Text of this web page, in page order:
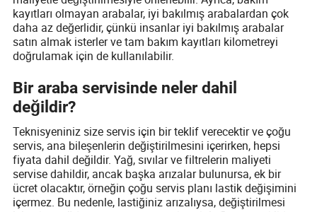
kayıtları olmayan arabalar, iyi bakılmış arabalardan çok
daha az değerlidir, çünkü insanlar iyi bakılmış arabalar
satın almak isterler ve tam bakım kayıtları kilometreyi
doğrulamak için de kullanılabilir.
Bir araba servisinde neler dahil
değildir?
Teknisyeniniz size servis için bir teklif verecektir ve çoğu
servis, ana bileşenlerin değiştirilmesini içerirken, hepsi
fiyata dahil değildir. Yağ, sıvılar ve filtrelerin maliyeti
servise dahildir, ancak başka arızalar bulunursa, ek bir
ücret olacaktır, örneğin çoğu servis planı lastik değişimini
içermez. Bu nedenle, lastiğiniz arızalıysa, değiştirilmesi